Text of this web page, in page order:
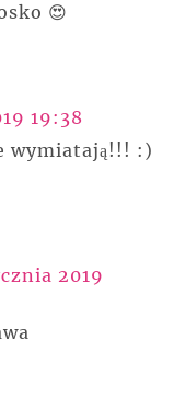
😍
19:38
wymiatają!!! :)
2019